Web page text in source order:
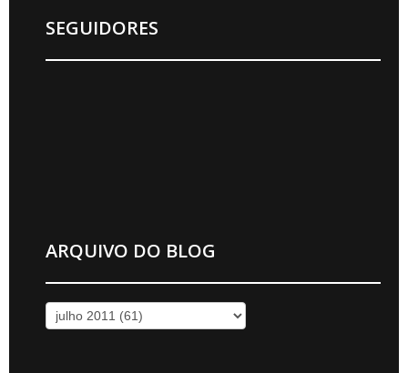
SEGUIDORES
ARQUIVO DO BLOG